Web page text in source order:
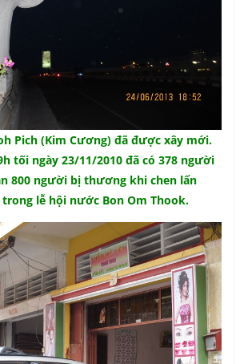
Pich (Kim Cương) đã được xây mới.
tối ngày 23/11/2010 đã có 378 người
800 người bị thương khi chen lấn
lễ hội nước Bon Om Thook.